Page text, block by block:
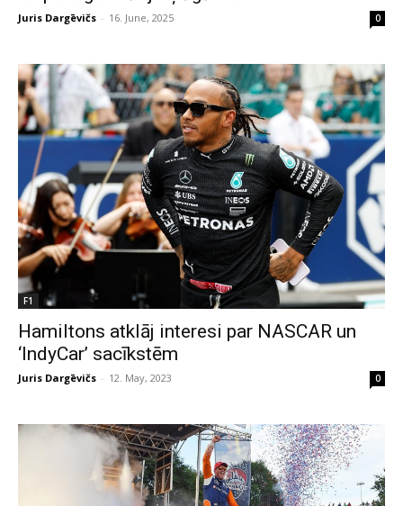
Juris Dargēvičs - 16. June, 2025 0
F1
Hamiltons atklāj interesi par NASCAR un
‘IndyCar’ sacīkstēm
Juris Dargēvičs - 12. May, 2023 0